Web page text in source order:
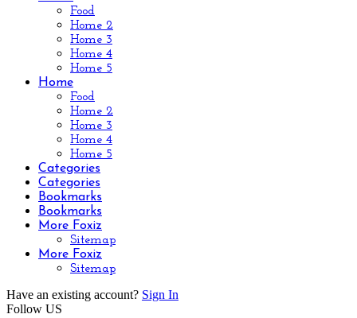
Food
Home 2
Home 3
Home 4
Home 5
Home
Food
Home 2
Home 3
Home 4
Home 5
Categories
Categories
Bookmarks
Bookmarks
More Foxiz
Sitemap
More Foxiz
Sitemap
Have an existing account? Sign In
Follow US